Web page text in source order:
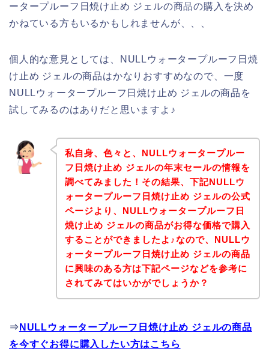
ータープルーフ日焼け止め ジェルの商品の購入を決め
かねている方もいるかもしれませんが、、、
個人的な意見としては、NULLウォータープルーフ日焼
け止め ジェルの商品はかなりおすすめなので、一度
NULLウォータープルーフ日焼け止め ジェルの商品を
試してみるのはありだと思いますよ♪
私自身、色々と、NULLウォータープルー
フ日焼け止め ジェルの年末セールの情報を
調べてみました！その結果、下記NULLウ
ォータープルーフ日焼け止め ジェルの公式
ページより、NULLウォータープルーフ日
焼け止め ジェルの商品がお得な価格で購入
することができましたよ♪なので、NULLウ
ォータープルーフ日焼け止め ジェルの商品
に興味のある方は下記ページなどを参考に
されてみてはいかがでしょうか？
⇒ NULLウォータープルーフ日焼け止め ジェルの商品
を今すぐお得に購入したい方はこちら